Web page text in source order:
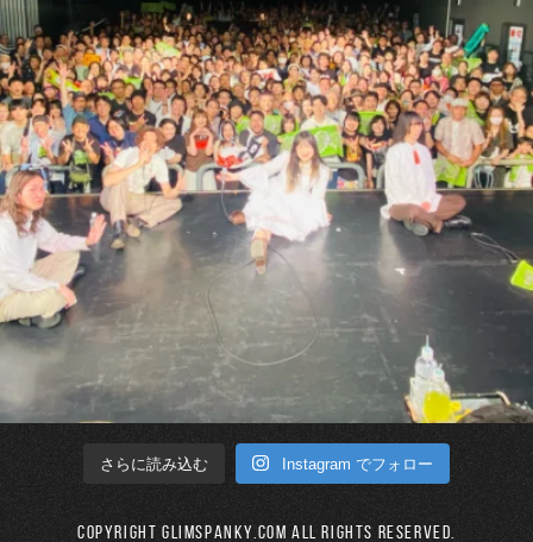
さらに読み込む Instagram でフォロー
Copyright GLIMSPANKY.COM All Rights Reserved.